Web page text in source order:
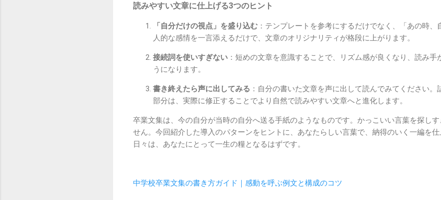
読みやすい文章に仕上げる3つのヒント
「自分だけの視点」を盛り込む ：テンプレートを参考にするだけでなく、「あの時
人的な感情を一言添えるだけで、文章のオリジナリティが格段に上がります。
接続詞を使いすぎない ：短めの文章を意識することで、リズム感が良くなり、読み手
うになります。
書き終えたら声に出してみる ：自分の書いた文章を声に出して読んでみてください
部分は、実際に修正することでより自然で読みやすい文章へと進化します。
卒業文集は、今の自分が当時の自分へ送る手紙のようなものです。かっこいい言葉を探し
せん。今回紹介した導入のパターンをヒントに、あなたらしい言葉で、納得のいく一編を
日々は、あなたにとって一生の糧となるはずです。
中学校卒業文集の書き方ガイド｜感動を呼ぶ例文と構成のコツ